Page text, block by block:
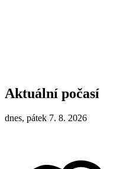
Aktuální počasí
dnes, pátek 7. 8. 2026